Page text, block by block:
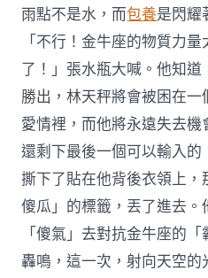
雨點不是水，而包養是閃耀
「不行！金牛座的物質力
了！」張水瓶大喊。他知
勝出，林天秤將會被困在
愛情裡，而他將永遠失去機
還剩下最後一個可以輸入
撕下了貼在他背後衣領上
傻瓜」的標籤，丟了進去
「傻氣」去對抗金牛座的
轟鳴，這一次，射向天空